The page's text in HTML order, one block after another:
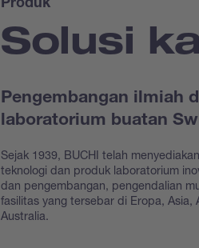
Produk
Solusi
Pengembangan ilmiah
laboratorium buatan
Sejak 1939, BUCHI telah
teknologi dan produk laboratorium
dan pengembangan, pengendalian
fasilitas yang tersebar di Eropa, Asia,
Australia.